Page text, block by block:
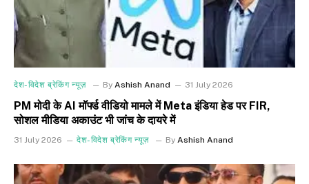
देश-विदेश ब्रेकिंग न्यूज़ By Ashish Anand 31 July 2026
PM मोदी के AI मॉर्फ्ड वीडियो मामले में Meta इंडिया हेड पर FIR,
सोशल मीडिया अकाउंट भी जांच के दायरे में
31 July 2026 देश-विदेश ब्रेकिंग न्यूज़ By Ashish Anand